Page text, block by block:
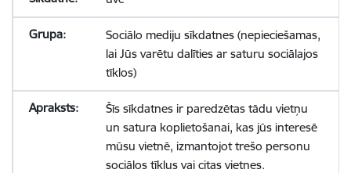
Sociālo mediju sīkdatnes (nepieciešamas,
lai Jūs varētu dalīties ar saturu sociālajos
tīklos)
Šīs sīkdatnes ir paredzētas tādu vietņu
un satura koplietošanai, kas jūs interesē
mūsu vietnē, izmantojot trešo personu
sociālos tīklus vai citas vietnes.